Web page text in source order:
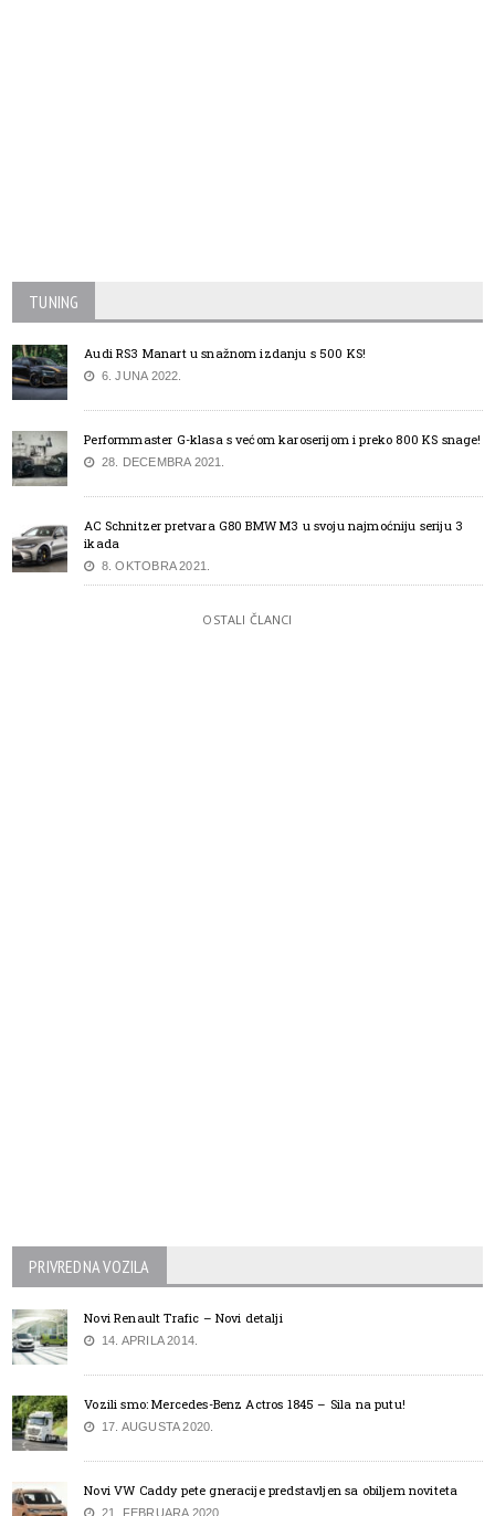
TUNING
Audi RS3 Manart u snažnom izdanju s 500 KS!
6. JUNA 2022.
Performmaster G-klasa s većom karoserijom i preko 800 KS snage!
28. DECEMBRA 2021.
AC Schnitzer pretvara G80 BMW M3 u svoju najmoćniju seriju 3
ikada
8. OKTOBRA 2021.
OSTALI ČLANCI
PRIVREDNA VOZILA
Novi Renault Trafic – Novi detalji
14. APRILA 2014.
Vozili smo: Mercedes-Benz Actros 1845 – Sila na putu!
17. AUGUSTA 2020.
Novi VW Caddy pete gneracije predstavljen sa obiljem noviteta
21. FEBRUARA 2020.